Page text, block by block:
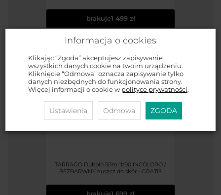
brakuje1 499 zł
TARRAGO Dubbin 50ml #00 INCOLORO /
BEZBARWNY tłuszcz do skór - GRATIS
brakuje1 699 zł
Informacja o cookies
Klikając “Zgoda” akceptujesz zapisywanie
wszystkich danych cookie na twoim urządzeniu.
Kliknięcie “Odmowa” oznacza zapisywanie tylko
danych niezbędnych do funkcjonowania strony.
Więcej informacji o cookie w polityce prywatności.
Ustawienia Odmowa ZGODA